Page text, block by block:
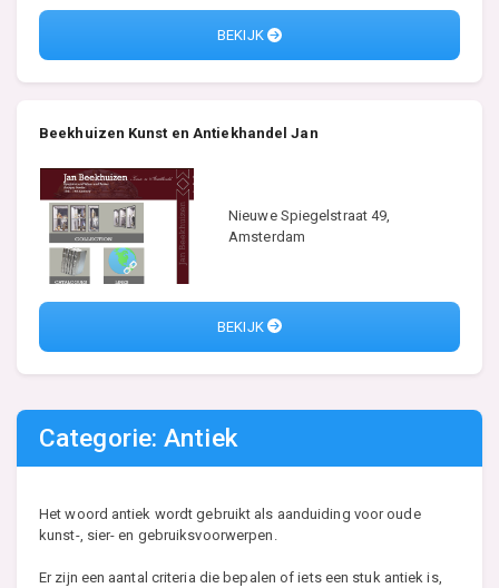
BEKIJK
Beekhuizen Kunst en Antiekhandel Jan
Nieuwe Spiegelstraat 49,
Amsterdam
BEKIJK
Categorie: Antiek
Het woord antiek wordt gebruikt als aanduiding voor oude
kunst-, sier- en gebruiksvoorwerpen.
Er zijn een aantal criteria die bepalen of iets een stuk antiek is,